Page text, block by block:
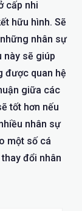
cấp nhi
hữu hình. Sẽ
nhân sự
này sẽ giúp
được quan hệ
giữa các
tốt hơn nếu
nhân sự
một số cá
đổi nhân